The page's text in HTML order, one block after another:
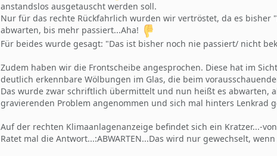
anstandslos ausgetauscht werden soll.
Nur für das rechte Rückfahrlich wurden wir vertröstet, da es
abwarten, bis mehr passiert...Aha!
Für beides wurde gesagt: "Das ist bisher noch nie passiert/ nicht
Zudem haben wir die Frontscheibe angesprochen. Diese hat im
deutlich erkennbare Wölbungen im Glas, die beim
Das wurde zwar schriftlich übermittelt und nun heißt es abwarten,
gravierenden Problem angenommen und sich mal hinters Lenkrad
Auf der rechten Klimaanlagenanzeige befindet sich ein Kratzer...-
Ratet mal die Antwort...:ABWARTEN...Das wird nur gewechselt,